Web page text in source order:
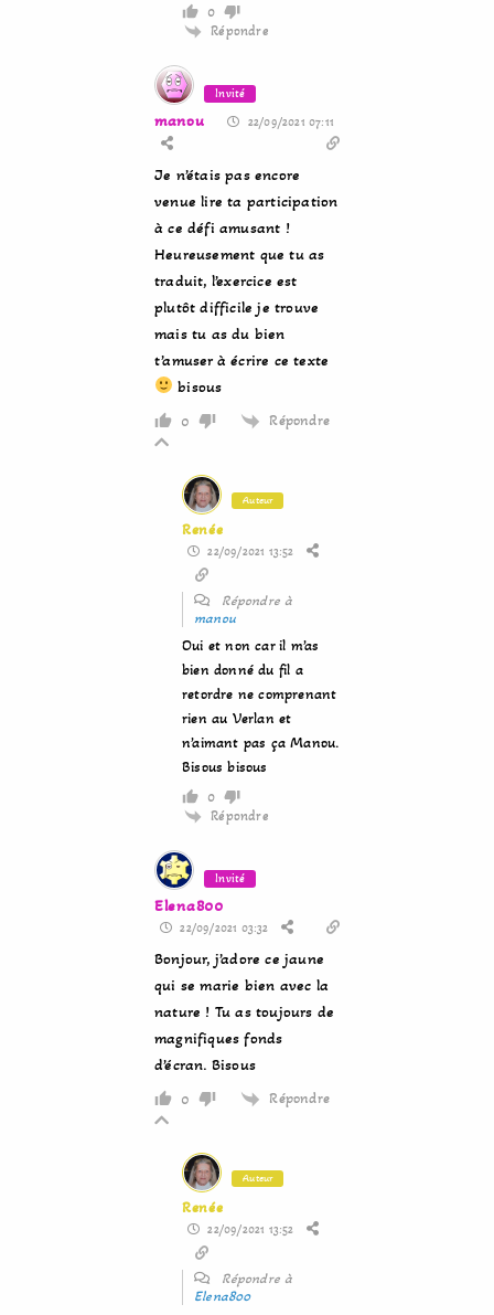
0
Répondre
Invité
manou 22/09/2021 07:11
Je n’étais pas encore
venue lire ta participation
à ce défi amusant !
Heureusement que tu as
traduit, l’exercice est
plutôt difficile je trouve
mais tu as du bien
t’amuser à écrire ce texte
bisous
0 Répondre
Auteur
Renée
22/09/2021 13:52
Répondre à
manou
Oui et non car il m’as
bien donné du fil a
retordre ne comprenant
rien au Verlan et
n’aimant pas ça Manou.
Bisous bisous
0
Répondre
Invité
Elena800
22/09/2021 03:32
Bonjour, j’adore ce jaune
qui se marie bien avec la
nature ! Tu as toujours de
magnifiques fonds
d’écran. Bisous
0 Répondre
Auteur
Renée
22/09/2021 13:52
Répondre à
Elena800